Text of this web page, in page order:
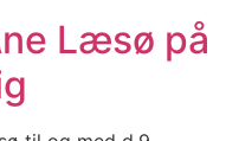
Læsø på